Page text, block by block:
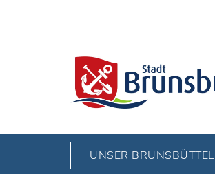
UNSER BRUNSBÜTTEL